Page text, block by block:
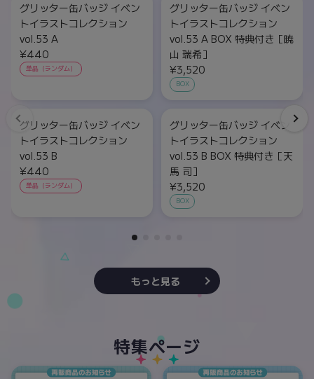
グリッター缶バッジ イベン
トイラストコレクション
vol.53 A
¥440
単品（ランダム）
グリッター缶バッジ イベン
トイラストコレクション
vol.53 A BOX 特典付き［暁
山 瑞希］
¥3,520
BOX
グリッター缶バッジ イベン
トイラストコレクション
vol.53 B
¥440
単品（ランダム）
グリッター缶バッジ イベン
トイラストコレクション
vol.53 B BOX 特典付き［天
馬 司］
¥3,520
BOX
もっと見る
特集ページ